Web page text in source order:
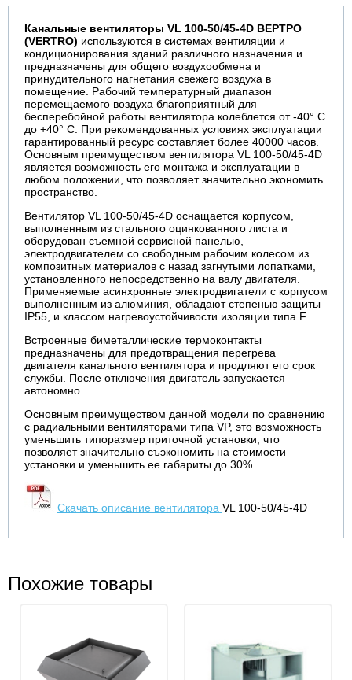
Канальные вентиляторы VL 100-50/45-4D ВЕРТРО
(VERTRO) используются в системах вентиляции и
кондиционирования зданий различного назначения и
предназначены для общего воздухообмена и
принудительного нагнетания свежего воздуха в
помещение. Рабочий температурный диапазон
перемещаемого воздуха благоприятный для
бесперебойной работы вентилятора колеблется от -40° С
до +40° С. При рекомендованных условиях эксплуатации
гарантированный ресурс составляет более 40000 часов.
Основным преимуществом вентилятора VL 100-50/45-4D
является возможность его монтажа и эксплуатации в
любом положении, что позволяет значительно экономить
пространство.
Вентилятор VL 100-50/45-4D оснащается корпусом,
выполненным из стального оцинкованного листа и
оборудован съемной сервисной панелью,
электродвигателем со свободным рабочим колесом из
композитных материалов с назад загнутыми лопатками,
установленного непосредственно на валу двигателя.
Применяемые асинхронные электродвигатели с корпусом
выполненным из алюминия, обладают степенью защиты
IP55, и классом нагревоустойчивости изоляции типа F .
Встроенные биметаллические термоконтакты
предназначены для предотвращения перегрева
двигателя канального вентилятора и продляют его срок
службы. После отключения двигатель запускается
автономно.
Основным преимуществом данной модели по сравнению
с радиальными вентиляторами типа VP, это возможность
уменьшить типоразмер приточной установки, что
позволяет значительно съэкономить на стоимости
установки и уменьшить ее габариты до 30%.
Скачать описание вентилятора VL 100-50/45-4D
Похожие товары